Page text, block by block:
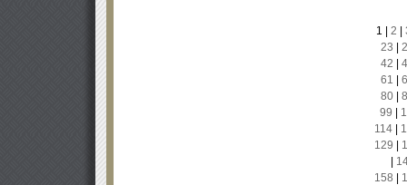
1 2
23
42
61
80|
99
114|
129
158